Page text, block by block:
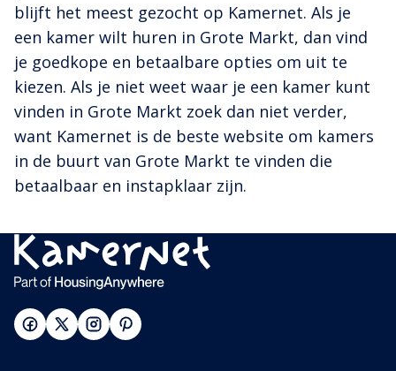
blijft het meest gezocht op Kamernet. Als je
een kamer wilt huren in Grote Markt, dan vind
je goedkope en betaalbare opties om uit te
kiezen. Als je niet weet waar je een kamer kunt
vinden in Grote Markt zoek dan niet verder,
want Kamernet is de beste website om kamers
in de buurt van Grote Markt te vinden die
betaalbaar en instapklaar zijn.